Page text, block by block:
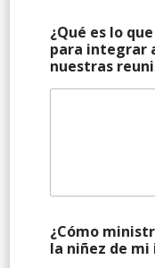
¿Qué es lo
para integrar
nuestras
¿Cómo
la niñez de mi